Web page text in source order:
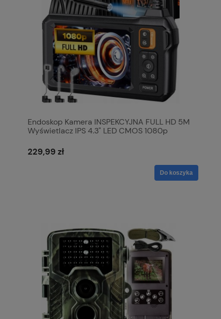
Endoskop Kamera INSPEKCYJNA FULL HD 5M
Wyświetlacz IPS 4.3" LED CMOS 1080p
229,99 zł
Do koszyka